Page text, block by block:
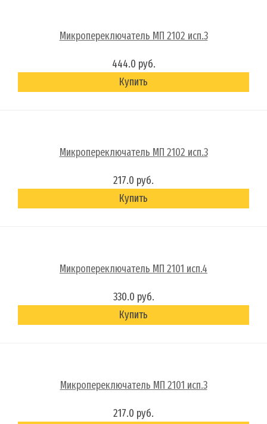
Микропереключатель МП 2102 исп.3
444.0 руб.
Купить
Микропереключатель МП 2102 исп.3
217.0 руб.
Купить
Микропереключатель МП 2101 исп.4
330.0 руб.
Купить
Микропереключатель МП 2101 исп.3
217.0 руб.